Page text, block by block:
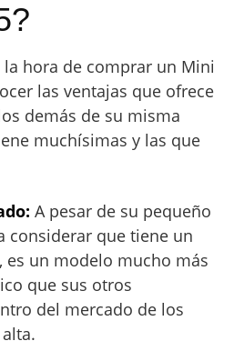
hora de comprar un Mini
las ventajas que ofrece
demás de su misma
muchísimas y las que
A pesar de su pequeño
considerar que tiene un
es un modelo mucho más
que sus otros
del mercado de los